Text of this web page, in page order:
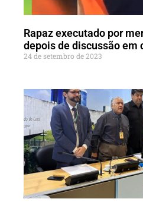
Rapaz executado por
depois de discussão em
24 de setembro de 2023